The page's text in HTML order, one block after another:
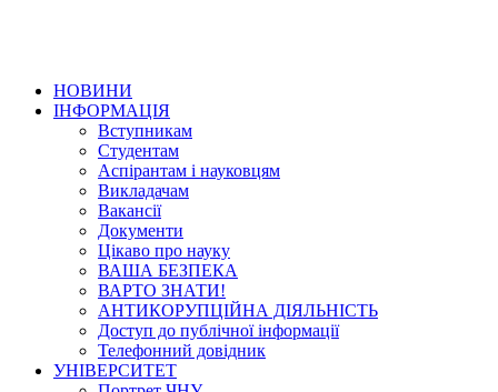
НОВИНИ
ІНФОРМАЦІЯ
Вступникам
Студентам
Аспірантам і науковцям
Викладачам
Вакансії
Документи
Цікаво про науку
ВАША БЕЗПЕКА
ВАРТО ЗНАТИ!
АНТИКОРУПЦІЙНА ДІЯЛЬНІСТЬ
Доступ до публічної інформації
Телефонний довідник
УНІВЕРСИТЕТ